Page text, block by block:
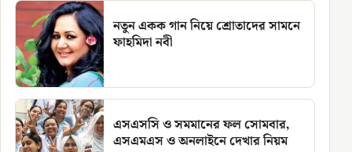
নতুন একক গান নিয়ে শ্রোতাদের সামনে
ফাহমিদা নবী
এসএসসি ও সমমানের ফল সোমবার,
এসএমএস ও অনলাইনে দেখার নিয়ম